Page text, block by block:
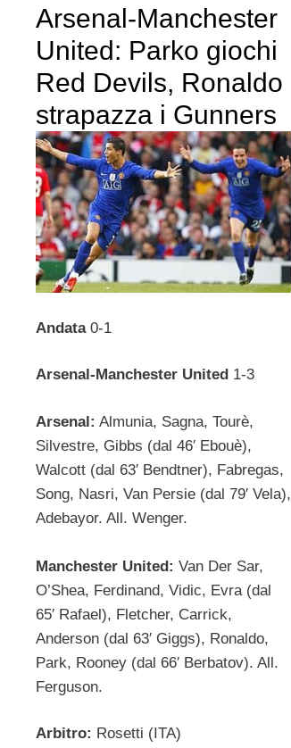
Arsenal-Manchester
United: Parko giochi
Red Devils, Ronaldo
strapazza i Gunners
Andata0-1
Arsenal-Manchester United 1-3
Arsenal: Almunia, Sagna, Tourè,
Silvestre, Gibbs (dal 46′ Ebouè),
Walcott (dal 63′ Bendtner), Fabregas,
Song, Nasri, Van Persie (dal 79′ Vela),
Adebayor. All. Wenger.
Manchester United: Van Der Sar,
O’Shea, Ferdinand, Vidic, Evra (dal
65′ Rafael), Fletcher, Carrick,
Anderson (dal 63′ Giggs), Ronaldo,
Park, Rooney (dal 66′ Berbatov). All.
Ferguson.
Arbitro: Rosetti (ITA)